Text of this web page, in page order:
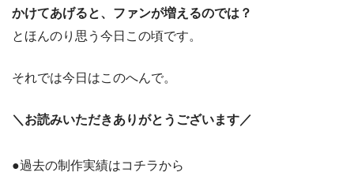
かけてあげると、ファンが増えるのでは？
とほんのり思う今日この頃です。
それでは今日はこのへんで。
＼お読みいただきありがとうございます／
●過去の制作実績はコチラから